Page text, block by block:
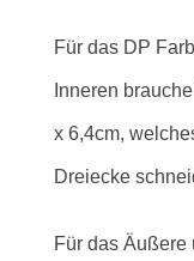
Für das DP
Inneren
x 6,4cm,
Dreiecke
Für das Äußere